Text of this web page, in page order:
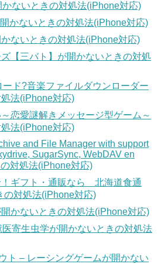
ないときの対処法(iPhone対応)
かないときの対処法(iPhone対応)
ないときの対処法(iPhone対応)
【三バト】が開かないときの対処
ド?音楽ファイルダウンローダー
法(iPhone対応)
恋愛謎解きメッセージ型ゲーム～
法(iPhone対応)
and File Manager with support
SugarSync, WebDAV en
対処法(iPhone対応)
ギフト・通販なら 北海道食通
の対処法(iPhone対応)
かないときの対処法(iPhone対応)
寄生虫学が開かないときの対処法
ト – レーシングゲームが開かない